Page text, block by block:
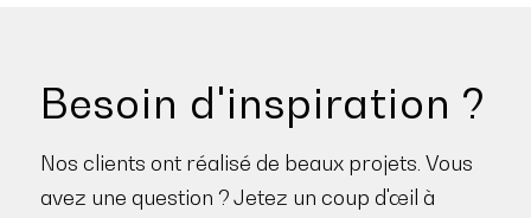
Besoin d'inspiration ?
Nos clients ont réalisé de beaux projets. Vous
avez une question ? Jetez un coup d'œil à